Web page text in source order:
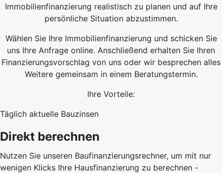
Immobilienfinanzierung realistisch zu planen und auf Ihre
persönliche Situation abzustimmen.
Wählen Sie Ihre Immobilienfinanzierung und schicken Sie
uns Ihre Anfrage online. Anschließend erhalten Sie Ihren
Finanzierungsvorschlag von uns oder wir besprechen alles
Weitere gemeinsam in einem Beratungstermin.
Ihre Vorteile:
Täglich aktuelle Bauzinsen
Direkt berechnen
Nutzen Sie unseren Baufinanzierungsrechner, um mit nur
wenigen Klicks Ihre Hausfinanzierung zu berechnen -